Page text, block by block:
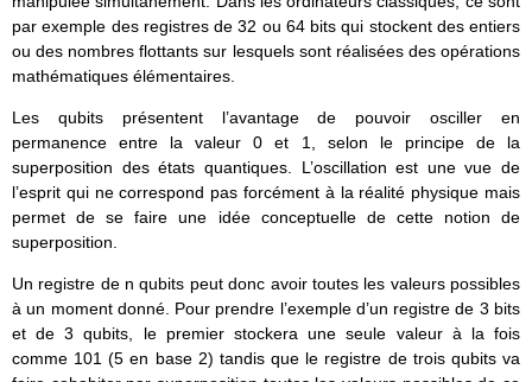
par exemple des registres de 32 ou 64 bits qui stockent des entiers
ou des nombres flottants sur lesquels sont réalisées des opérations
mathématiques élémentaires.
Les qubits présentent l’avantage de pouvoir osciller en
permanence entre la valeur 0 et 1, selon le principe de la
superposition des états quantiques. L’oscillation est une vue de
l’esprit qui ne correspond pas forcément à la réalité physique mais
permet de se faire une idée conceptuelle de cette notion de
superposition.
Un registre de n qubits peut donc avoir toutes les valeurs possibles
à un moment donné. Pour prendre l’exemple d’un registre de 3 bits
et de 3 qubits, le premier stockera une seule valeur à la fois
comme 101 (5 en base 2) tandis que le registre de trois qubits va